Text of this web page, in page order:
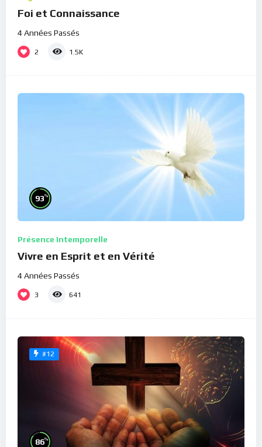
Foi et Connaissance
4 Années Passés
2 1.5K
93%
Présence Intemporelle
Vivre en Esprit et en Vérité
4 Années Passés
3 641
#12
86%